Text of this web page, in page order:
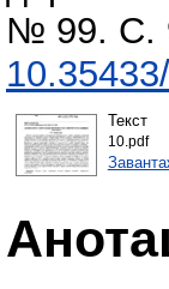
№ 99. С.
Текст
10.pdf